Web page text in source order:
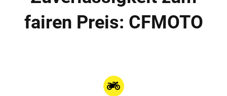
fairen Preis: CFMOTO